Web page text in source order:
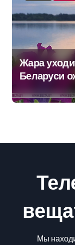
Жара
Беларуси
грозы
Мы